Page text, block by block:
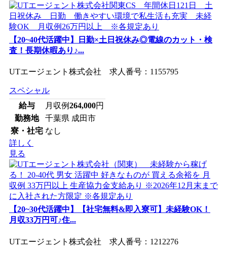
【20~40代活躍中】日勤×土日祝休み◎電線のカット・検
査！長期休暇あり♪...
UTエージェント株式会社 求人番号：1155795
スペシャル
給与
月収例264,000円
勤務地
千葉県 成田市
寮・社宅 なし
詳しく
見る
【20~30代活躍中】【社宅無料&即入寮可】未経験OK！
月収33万円可♪住...
UTエージェント株式会社 求人番号：1212276